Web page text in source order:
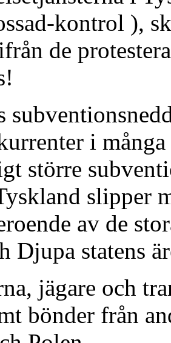
kontrol ),
de
i
större
slipper
av de
Djupa statens
jägare och
bönder från